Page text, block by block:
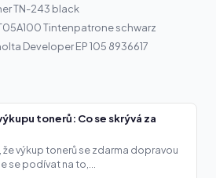
TN-243 black
Tintenpatrone schwarz
Developer EP 105 8936617
tonerů: Co se skrývá za
že výkup tonerů se zdarma dopravou
se podívat na to,...